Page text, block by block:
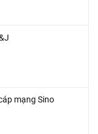
mạng Sino